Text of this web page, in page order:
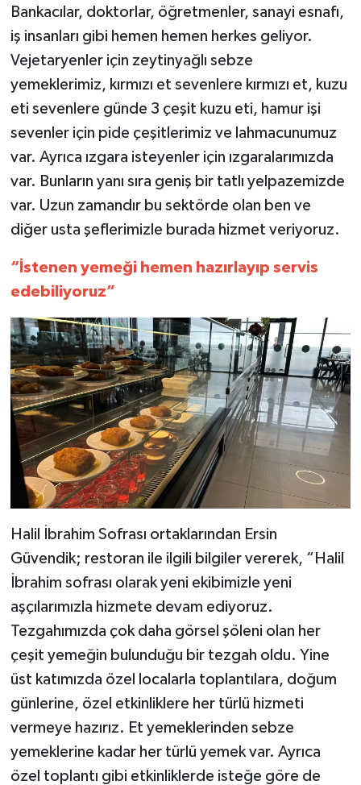
Bankacılar, doktorlar, öğretmenler, sanayi esnafı,
iş insanları gibi hemen hemen herkes geliyor.
Vejetaryenler için zeytinyağlı sebze
yemeklerimiz, kırmızı et sevenlere kırmızı et, kuzu
eti sevenlere günde 3 çeşit kuzu eti, hamur işi
sevenler için pide çeşitlerimiz ve lahmacunumuz
var. Ayrıca ızgara isteyenler için ızgaralarımızda
var. Bunların yanı sıra geniş bir tatlı yelpazemizde
var. Uzun zamandır bu sektörde olan ben ve
diğer usta şeflerimizle burada hizmet veriyoruz.
“İstenen yemeği hemen hazırlayıp servis
edebiliyoruz”
Halil İbrahim Sofrası ortaklarından Ersin
Güvendik; restoran ile ilgili bilgiler vererek, “Halil
İbrahim sofrası olarak yeni ekibimizle yeni
aşçılarımızla hizmete devam ediyoruz.
Tezgahımızda çok daha görsel şöleni olan her
çeşit yemeğin bulunduğu bir tezgah oldu. Yine
üst katımızda özel localarla toplantılara, doğum
günlerine, özel etkinliklere her türlü hizmeti
vermeye hazırız. Et yemeklerinden sebze
yemeklerine kadar her türlü yemek var. Ayrıca
özel toplantı gibi etkinliklerde isteğe göre de